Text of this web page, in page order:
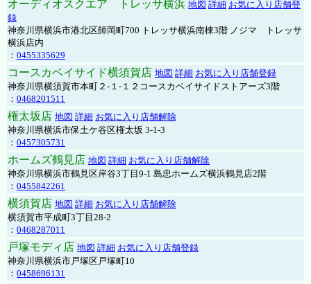
オーディオスクエア トレッサ横浜 地図 詳細 お気に入り店舗登
録
神奈川県横浜市港北区師岡町700 トレッサ横浜南棟3階 ノジマ トレッサ
横浜店内
： 0455335629
コースカベイサイド横須賀店 地図 詳細 お気に入り店舗登録
神奈川県横須賀市本町２-１-１２コースカベイサイドストアーズ3階
： 0468201511
権太坂店 地図 詳細 お気に入り店舗解除
神奈川県横浜市保土ケ谷区権太坂 3-1-3
： 0457305731
ホームズ鶴見店 地図 詳細 お気に入り店舗解除
神奈川県横浜市鶴見区岸谷3丁目9-1 島忠ホームズ横浜鶴見店2階
： 0455842261
横須賀店 地図 詳細 お気に入り店舗解除
横須賀市平成町3丁目28-2
： 0468287011
戸塚モディ店 地図 詳細 お気に入り店舗登録
神奈川県横浜市戸塚区戸塚町10
： 0458696131